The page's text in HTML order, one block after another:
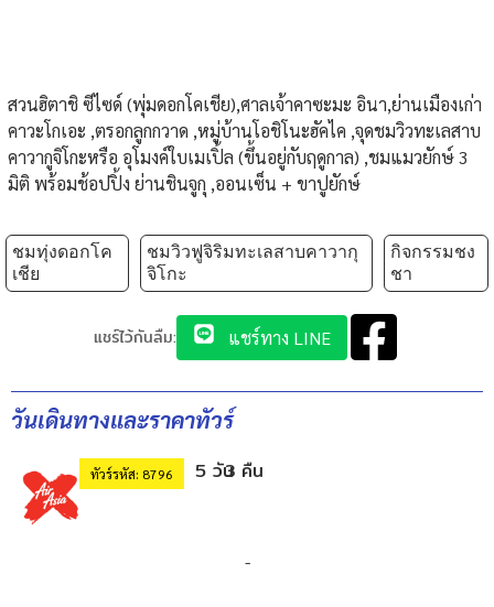
สวนฮิตาชิ ซีไซด์ (พุ่มดอกโคเชีย),ศาลเจ้าคาซะมะ อินา,ย่านเมืองเก่า
คาวะโกเอะ ,ตรอกลูกกวาด ,หมู่บ้านโอชิโนะฮัคไค ,จุดชมวิวทะเลสาบ
คาวากูจิโกะหรือ อุโมงค์ใบเมเปิ้ล (ขึ้นอยู่กับฤดูกาล) ,ชมแมวยักษ์ 3
มิติ พร้อมช้อปปิ้ง ย่านชินจูกุ ,ออนเซ็น + ขาปูยักษ์
ชมทุ่งดอกโค
เชีย
ชมวิวฟูจิริมทะเลสาบคาวากุ
จิโกะ
กิจกรรมชง
ชา
แชร์ไว้กันลืม: แชร์ทาง LINE
วันเดินทางและราคาทัวร์
ทัวร์รหัส: 8796 5 วัน3 คืน
-